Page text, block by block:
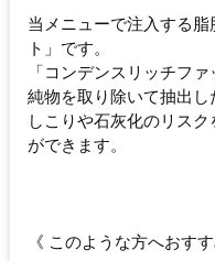
当メニューで注入する
ト」です。
「コンデンスリッチフ
純物を取り除いて抽出し
しこりや石灰化のリス
ができます。
《 このような方へおすす